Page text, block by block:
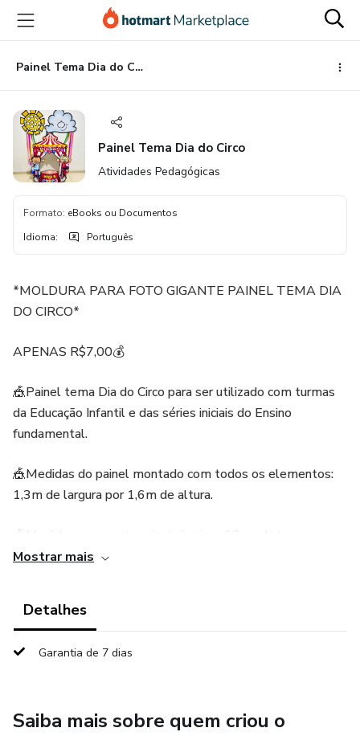
para
conteúdo
principal
para
pagamento
para
rodapé
Painel Tema Dia do Circo
Painel Tema Dia do Circo
Atividades Pedagógicas
Formato: eBooks ou Documentos
Idioma: Português
*MOLDURA PARA FOTO GIGANTE PAINEL TEMA DIA
DO CIRCO*
APENAS R$7,00💰
🎪Painel tema Dia do Circo para ser utilizado com turmas
da Educação Infantil e das séries iniciais do Ensino
fundamental.
🎪Medidas do painel montado com todos os elementos:
1,3m de largura por 1,6m de altura.
🎪Medidas apenas do painel do circo: 93cm de largura por
1,1m de altura.
papelão de 1m x 1,2m.
O material vai em PDF pronto para impressão, não
Mostrar mais
Detalhes
Garantia de 7 dias
Saiba mais sobre quem criou o